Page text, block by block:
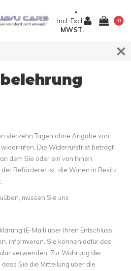
Incl. Excl.
MWST.
0
vierzehn Tagen ohne Angabe von
Die Widerrufsfrist beträgt
dem Sie oder ein von Ihnen
Beförderer ist, die Waren in Besitz
müssen Sie uns
(E-Mail) über Ihren Entschluss,
informieren. Sie können dafür das
verwenden. Zur Wahrung der
Sie die Mitteilung über die